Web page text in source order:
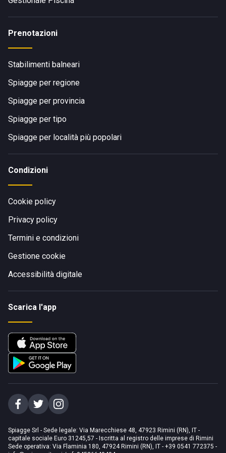
Prenotazioni
Stabilimenti balneari
Spiagge per regione
Spiagge per provincia
Spiagge per tipo
Spiagge per località più popolari
Condizioni
Cookie policy
Privacy policy
Termini e condizioni
Gestione cookie
Accessibilità digitale
Scarica l'app
Spiagge Srl - Sede legale: Via Marecchiese 48, 47923 Rimini (RN), IT -
capitale sociale Euro 31245,57 - Iscritta al registro delle imprese di Rimini
Sede operativa: Via Flaminia 180, 47924 Rimini (RN), IT - +39 0541 772375 -